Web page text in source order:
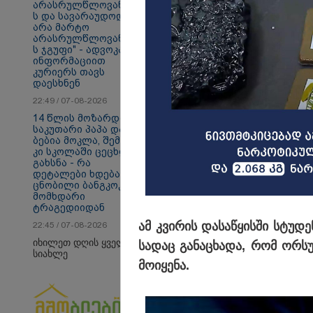
თბილისი - ანტალია
1085.80 ლარიდან
არასრულწლოვანები
ს და სავარაუდოდ,
არა მარტო
არასრულწლოვანები
ს ჯგუფი" - ადვოკატის
ინფორმაციით
კურიერს თავს
დაესხნენ
22:49 / 07-08-2026
14 წლის მოზარდმა
საკუთარი პაპა და
ბებია მოკლა, შემდეგ
კი სკოლაში ცეცხლი
გახსნა - რა
დეტალები ხდება
ცნობილი ბანგკოკში
მომხდარი
ტრაგედიიდან
22:45 / 07-08-2026
იხილეთ დღის ყველა
სიახლე
ამ კვი­რის და­სა­წყის­ში
სა­დაც გა­ნა­ცხა­და, რომ
მო­ი­ყე­ნა.